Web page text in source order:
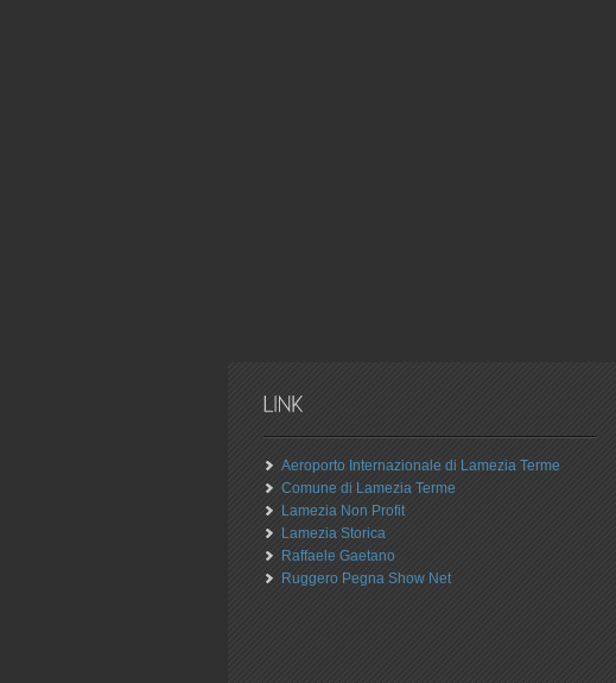
Aeroporto Internazionale di Lamezia Terme
Comune di Lamezia Terme
Lamezia Non Profit
Lamezia Storica
Raffaele Gaetano
Ruggero Pegna Show Net